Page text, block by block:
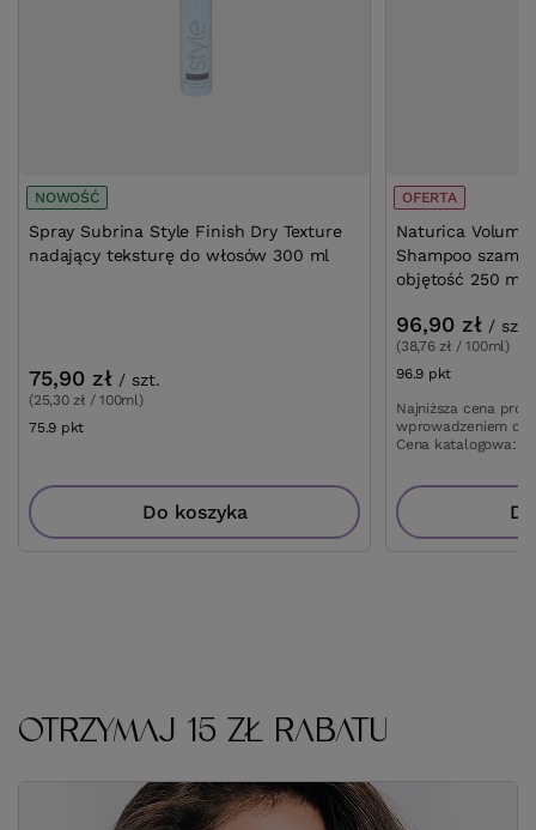
NOWOŚĆ
Spray Subrina Style Finish Dry Texture
nadający teksturę do włosów 300 ml
75,90 zł / szt.
(25,30 zł / 100ml)
75.9 pkt
Do koszyka
OFERTA
Naturica
Shampoo
objętość 250 ml
96,90 zł / szt.
(38,76 zł / 100ml)
96.9 pkt
Najniższa cena
wprowadzeniem
Cena katalogowa:
OTRZYMAJ 15 ZŁ RABATU